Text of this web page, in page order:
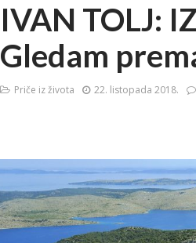
IVAN TOLJ:
Gledam
Priče iz života 22. listopada 2018.